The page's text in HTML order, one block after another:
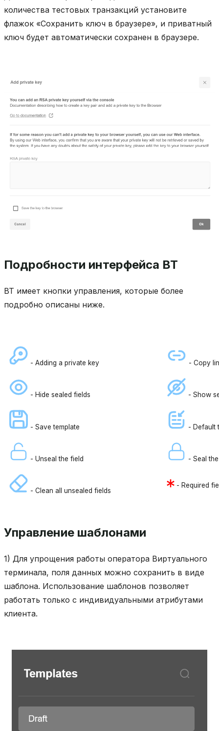
количества тестовых транзакций установите
флажок «Сохранить ключ в браузере», и приватный
ключ будет автоматически сохранен в браузере.
Подробности интерфейса ВТ
ВТ имеет кнопки управления, которые более
подробно описаны ниже.
- Adding a private key - Copy
- Hide sealed fields - Show
- Save template - Default
- Unseal the field - Seal
- Clean all unsealed fields
- Required
Управление шаблонами
1) Для упрощения работы оператора Виртуального
терминала, поля данных можно сохранить в виде
шаблона. Использование шаблонов позволяет
работать только с индивидуальными атрибутами
клиента.